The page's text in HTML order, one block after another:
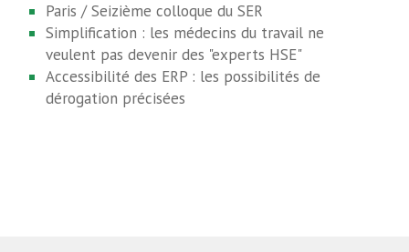
Paris / Seizième colloque du SER
Simplification : les médecins du travail ne
veulent pas devenir des "experts HSE"
Accessibilité des ERP : les possibilités de
dérogation précisées